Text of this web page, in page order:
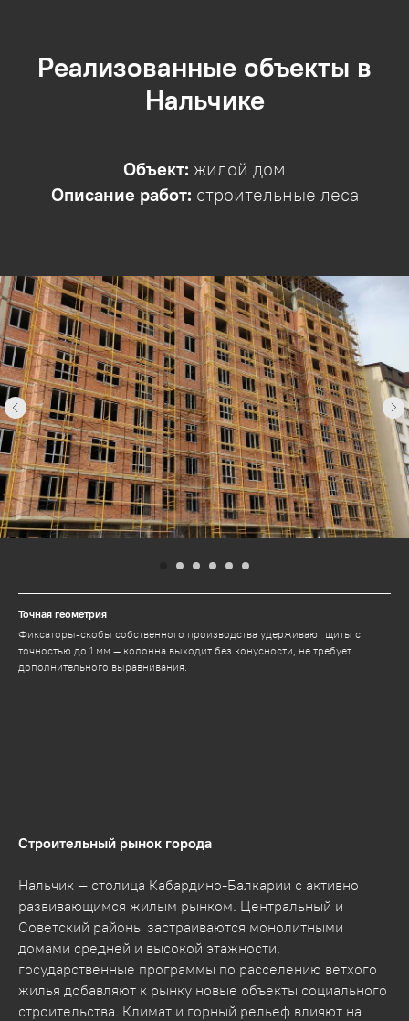
Реализованные объекты в
Нальчике
Объект: жилой дом
Описание работ: строительные леса
Точная геометрия
Фиксаторы-скобы собственного производства удерживают щиты с
точностью до 1 мм — колонна выходит без конусности, не требует
дополнительного выравнивания.
Строительный рынок города
Нальчик — столица Кабардино-Балкарии с активно
развивающимся жилым рынком. Центральный и
Советский районы застраиваются монолитными
домами средней и высокой этажности,
государственные программы по расселению ветхого
жилья добавляют к рынку новые объекты социального
строительства. Климат и горный рельеф влияют на